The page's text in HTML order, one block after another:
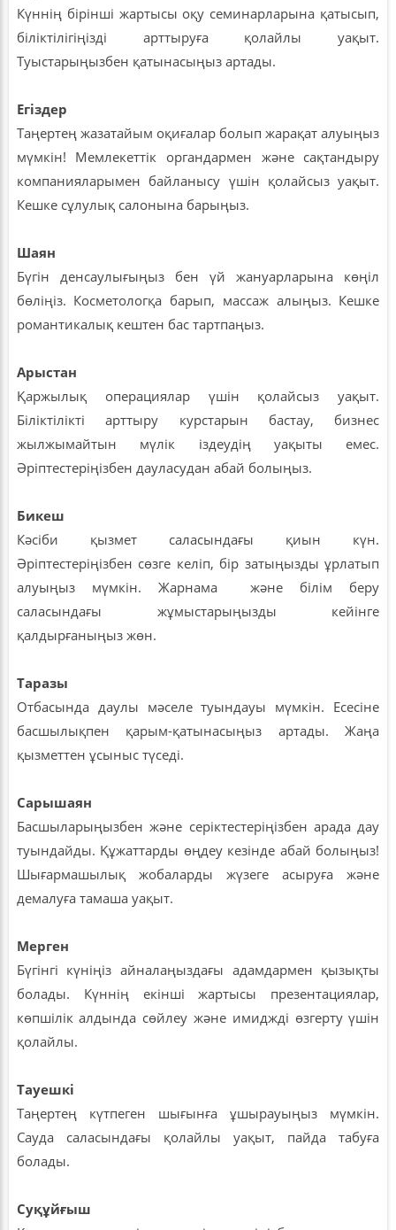
Күннің бірінші жартысы оқу семинарларына қатысып,
біліктілігіңізді арттыруға қолайлы уақыт.
Туыстарыңызбен қатынасыңыз артады.
Егіздер
Таңертең жазатайым оқиғалар болып жарақат алуыңыз
мүмкін! Мемлекеттік органдармен және сақтандыру
компанияларымен байланысу үшін қолайсыз уақыт.
Кешке сұлулық салонына барыңыз.
Шаян
Бүгін денсаулығыңыз бен үй жануарларына көңіл
бөліңіз. Косметологқа барып, массаж алыңыз. Кешке
романтикалық кештен бас тартпаңыз.
Арыстан
Қаржылық операциялар үшін қолайсыз уақыт.
Біліктілікті арттыру курстарын бастау, бизнес
жылжымайтын мүлік іздеудің уақыты емес.
Әріптестеріңізбен дауласудан абай болыңыз.
Бикеш
Кәсіби қызмет саласындағы қиын күн.
Әріптестеріңізбен сөзге келіп, бір затыңызды ұрлатып
алуыңыз мүмкін. Жарнама және білім беру
саласындағы жұмыстарыңызды кейінге
қалдырғаныңыз жөн.
Таразы
Отбасында даулы мәселе туындауы мүмкін. Есесіне
басшылықпен қарым-қатынасыңыз артады. Жаңа
қызметтен ұсыныс түседі.
Сарышаян
Басшыларыңызбен және серіктестеріңізбен арада дау
туындайды. Құжаттарды өңдеу кезінде абай болыңыз!
Шығармашылық жобаларды жүзеге асыруға және
демалуға тамаша уақыт.
Мерген
Бүгінгі күніңіз айналаңыздағы адамдармен қызықты
болады. Күннің екінші жартысы презентациялар,
көпшілік алдында сөйлеу және имиджді өзгерту үшін
қолайлы.
Тауешкі
Таңертең күтпеген шығынға ұшырауыңыз мүмкін.
Сауда саласындағы қолайлы уақыт, пайда табуға
болады.
Суқұйғыш